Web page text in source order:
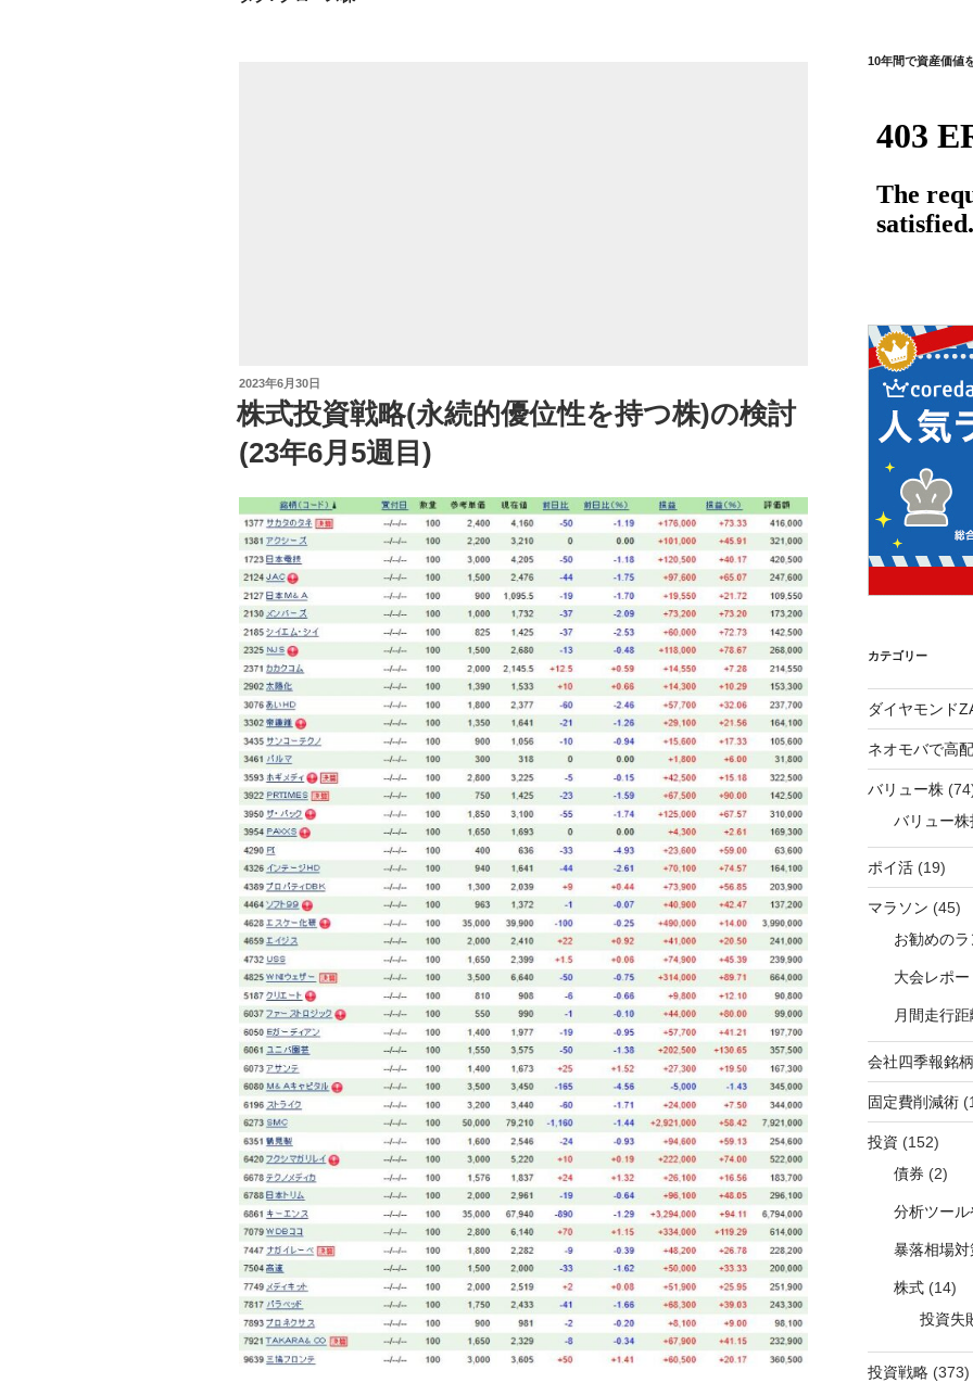
投
稿
日:
2023年6月30日
株式投資戦略(永続的優位性を持つ株)の検討
(23年6月5週目)
10年間で資産価値
カテゴリー
ダイヤモンド
ネオモバで高
バリュー株
バリュー
ポイ活(19)
マラソン (45)
お勧めの
大会レポー
月間走行距
会社四季報銘
固定費削減術
投資 (152)
債券 (2)
分析ツー
暴落相場対
株式(14)
投資失
投資戦略(373)